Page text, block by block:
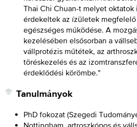
Thai Chi Chuan-t melyet oktatok
érdekeltek az ízületek megfelelő
egészséges működése. A
kezelésében elsősorban a
vállprotézis műtétek, az
töréskezelés és az
érdeklődési körömbe."
Tanulmányok
PhD fokozat (Szegedi